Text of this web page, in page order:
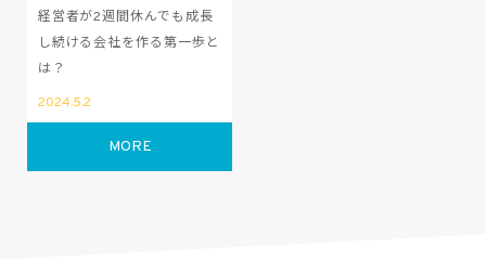
経営者が2週間休んでも成長
し続ける会社を作る第一歩と
は？
2024.5.2
MORE